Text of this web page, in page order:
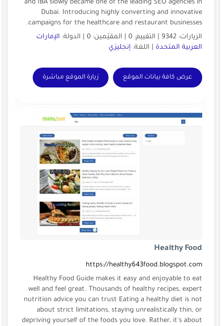
and IBA slowly became one of the leading SEO agencies in
Dubai. Introducing highly converting and innovative
campaigns for the healthcare and restaurant businesses.
الزيارات: 9342 | التقييم: 0 | المقيّمين: 0 | الدولة:
الإمارات
العربية المتحدة| اللغة: إنجليزي
عرض كافة بيانات الموقع زيارة الموقع مباشرة
Healthy Food
https://healthy643food.blogspot.com
Healthy Food Guide makes it easy and enjoyable to eat
well and feel great. Thousands of healthy recipes, expert
nutrition advice you can trust Eating a healthy diet is not
about strict limitations, staying unrealistically thin, or
depriving yourself of the foods you love. Rather, it's about